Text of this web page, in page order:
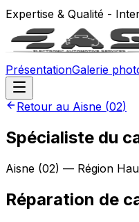
Expertise & Qualité -
PrésentationGalerie
Retour au Aisne (02)
Spécialiste du
Aisne (02) — Région
Réparation de